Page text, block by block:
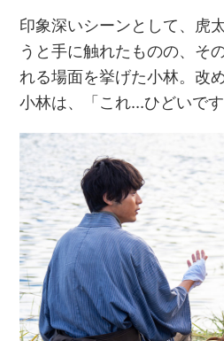
印象深いシーンとして、虎
うと手に触れたものの、そ
れる場面を挙げた小林。改
小林は、「これ…ひどいです